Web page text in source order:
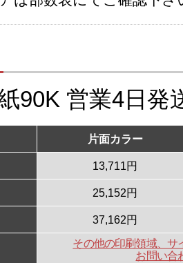
90K 営業4日発
片面カラー
13,711円
25,152円
37,162円
その他の印刷領域、サ
お問い合